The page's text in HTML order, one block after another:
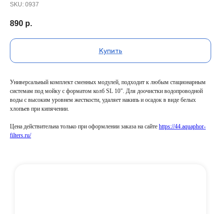
SKU: 0937
890 р.
Купить
Универсальный комплект сменных модулей, подходит к любым стационарным
системам под мойку с форматом колб SL 10". Для доочистки водопроводной
воды с высоким уровнем жесткости, удаляет накипь и осадок в виде белых
хлопьев при кипячении.
Цена действительна только при оформлении заказа на сайте https://44.aquaphor-
filters.ru/